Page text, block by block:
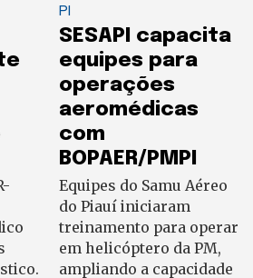
PI
SESAPI capacita
equipes para
operações
aeromédicas
com
BOPAER/PMPI
Equipes do Samu Aéreo
do Piauí iniciaram
treinamento para operar
em helicóptero da PM,
ampliando a capacidade